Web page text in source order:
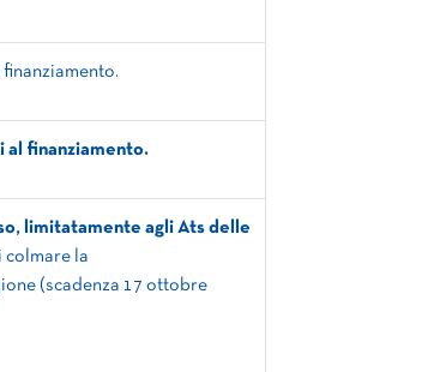
finanziamento.
al finanziamento.
limitatamente agli Ats delle
colmare la
(scadenza 17 ottobre